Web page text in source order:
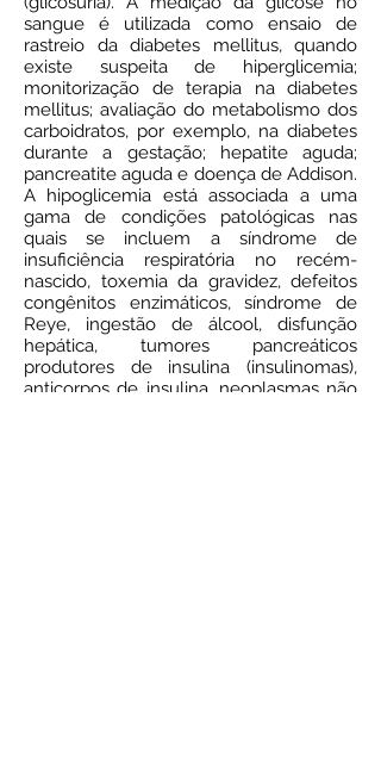
sangue é utilizada como ensaio de
rastreio da diabetes mellitus, quando
existe suspeita de hiperglicemia;
monitorização de terapia na diabetes
mellitus; avaliação do metabolismo dos
carboidratos, por exemplo, na diabetes
durante a gestação; hepatite aguda;
pancreatite aguda e doença de Addison.
A hipoglicemia está associada a uma
gama de condições patológicas nas
quais se incluem a síndrome de
insuficiência respiratória no recém-
nascido, toxemia da gravidez, defeitos
congênitos enzimáticos, síndrome de
Reye, ingestão de álcool, disfunção
hepática, tumores pancreáticos
produtores de insulina (insulinomas),
anticorpos de insulina, neoplasmas não